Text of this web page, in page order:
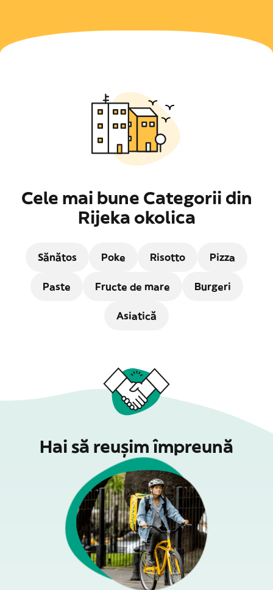
Cele mai bune Categorii din
Rijeka okolica
Sănătos Poke Risotto Pizza
Paste Fructe de mare Burgeri
Asiatică
Hai să reușim împreună